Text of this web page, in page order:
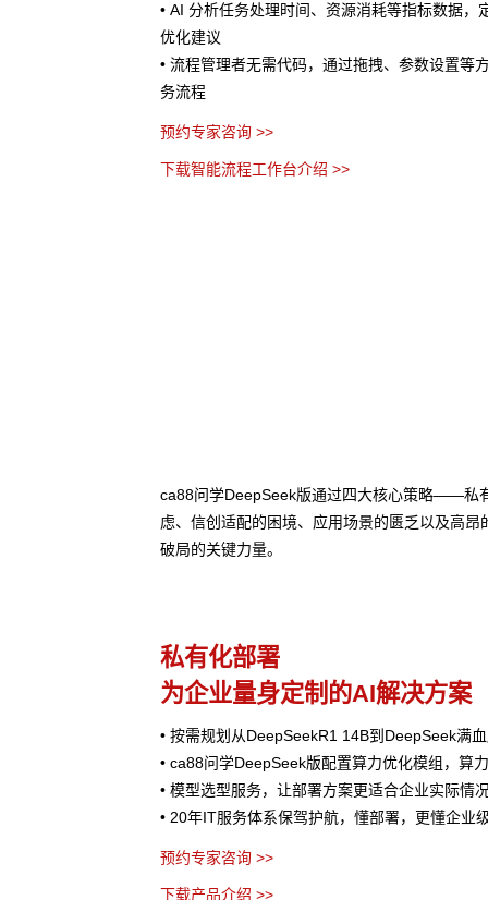
• AI 分析任务处理时间、资源消耗等指标数据，
优化建议
• 流程管理者无需代码，通过拖拽、参数设置等
务流程
预约专家咨询 >>
下载智能流程工作台介绍 >>
ca88问学DeepSeek版通过四大核心策略——私
虑、信创适配的困境、应用场景的匮乏以及高
破局的关键力量。
私有化部署
为企业量身定制的AI解决方案
• 按需规划从DeepSeekR1 14B到DeepSeek满
• ca88问学DeepSeek版配置算力优化模组，算
• 模型选型服务，让部署方案更适合企业实际情
• 20年IT服务体系保驾护航，懂部署，更懂企业
预约专家咨询 >>
下载产品介绍 >>